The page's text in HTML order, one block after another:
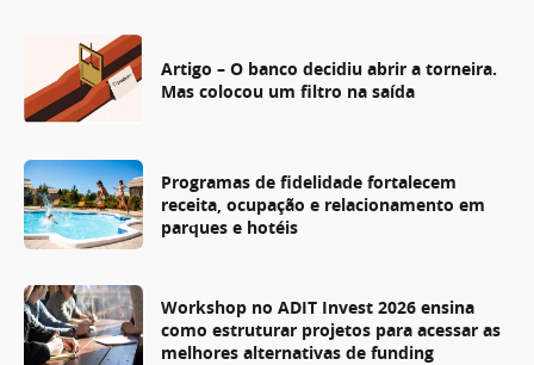
Artigo – O banco decidiu abrir a torneira.
Mas colocou um filtro na saída
Programas de fidelidade fortalecem
receita, ocupação e relacionamento em
parques e hotéis
Workshop no ADIT Invest 2026 ensina
como estruturar projetos para acessar as
melhores alternativas de funding